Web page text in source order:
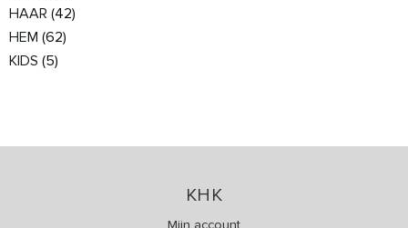
HAAR (42)
HEM (62)
KIDS (5)
KHK
Mijn account